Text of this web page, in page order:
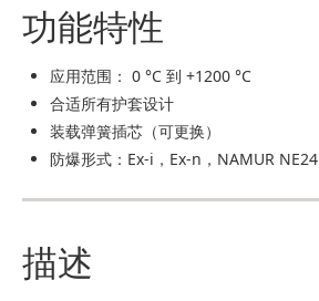
功能特性
应用范围： 0 °C 到 +1200 °C
合适所有护套设计
装载弹簧插芯（可更换）
防爆形式：Ex-i，Ex-n，NAMUR NE24
描述